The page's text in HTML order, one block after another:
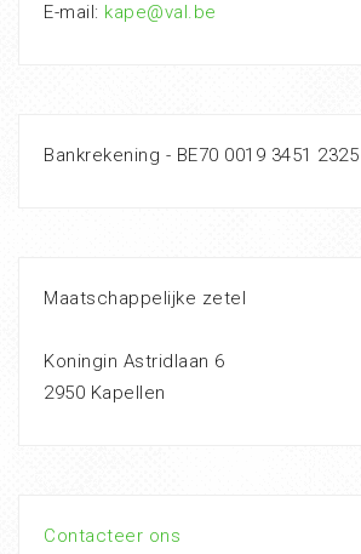
E-mail: kape@val.be
Bankrekening - BE70 0019 3451 2325
Maatschappelijke zetel
Koningin Astridlaan 6
2950 Kapellen
Contacteer ons